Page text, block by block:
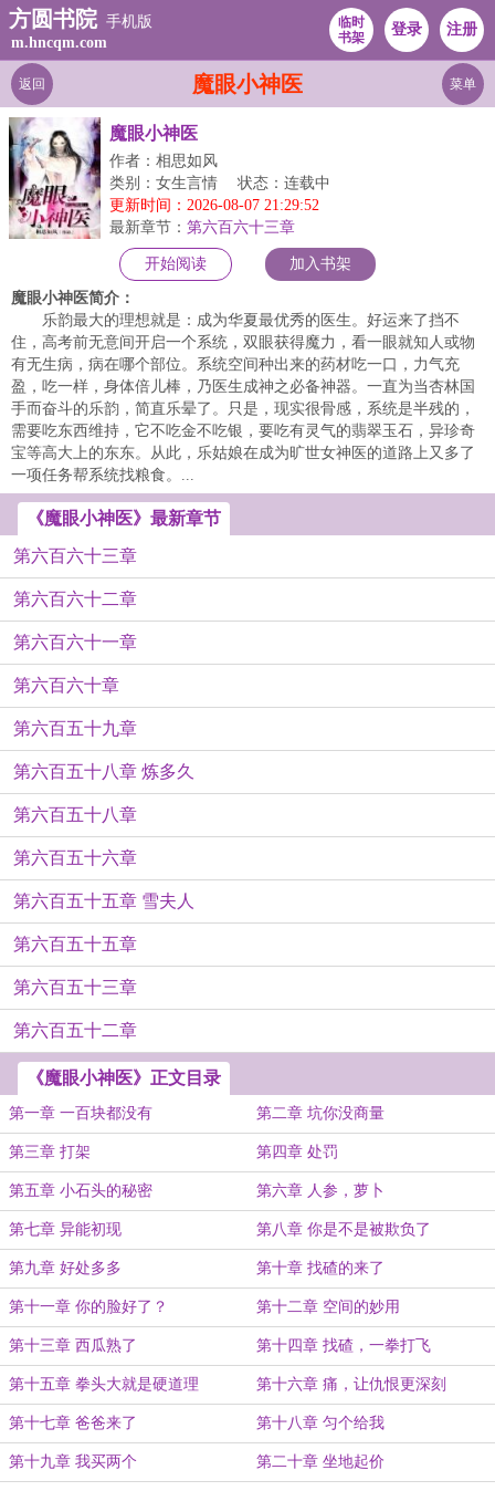
方圆书院 手机版
m.hncqm.com
临时
书架
登录 注册
魔眼小神医
返回 菜单
魔眼小神医
作者：相思如风
类别：女生言情
状态：连载中
更新时间：2026-08-07 21:29:52
最新章节： 第六百六十三章
开始阅读 加入书架
魔眼小神医简介：
乐韵最大的理想就是：成为华夏最优秀的医生。好运来了挡不
住，高考前无意间开启一个系统，双眼获得魔力，看一眼就知人或物
有无生病，病在哪个部位。系统空间种出来的药材吃一口，力气充
盈，吃一样，身体倍儿棒，乃医生成神之必备神器。一直为当杏林国
手而奋斗的乐韵，简直乐晕了。只是，现实很骨感，系统是半残的，
需要吃东西维持，它不吃金不吃银，要吃有灵气的翡翠玉石，异珍奇
宝等高大上的东东。从此，乐姑娘在成为旷世女神医的道路上又多了
一项任务帮系统找粮食。...
《魔眼小神医》最新章节
第六百六十三章
第六百六十二章
第六百六十一章
第六百六十章
第六百五十九章
第六百五十八章 炼多久
第六百五十八章
第六百五十六章
第六百五十五章 雪夫人
第六百五十五章
第六百五十三章
第六百五十二章
《魔眼小神医》正文目录
第一章 一百块都没有 第二章 坑你没商量
第三章 打架 第四章 处罚
第五章 小石头的秘密 第六章 人参，萝卜
第七章 异能初现 第八章 你是不是被欺负了
第九章 好处多多 第十章 找碴的来了
第十一章 你的脸好了？ 第十二章 空间的妙用
第十三章 西瓜熟了 第十四章 找碴，一拳打飞
第十五章 拳头大就是硬道理 第十六章 痛，让仇恨更深刻
第十七章 爸爸来了 第十八章 匀个给我
第十九章 我买两个 第二十章 坐地起价